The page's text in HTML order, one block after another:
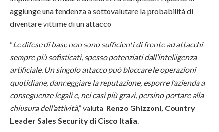
aggiunge una tendenza a sottovalutare la probabilità di
diventare vittime di un attacco
“Le difese di base non sono sufficienti di fronte ad attacchi
sempre più sofisticati, spesso potenziati dall’intelligenza
artificiale. Un singolo attacco può bloccare le operazioni
quotidiane, danneggiare la reputazione, esporre l’azienda a
conseguenze legali e, nei casi più gravi, persino portare alla
chiusura dell’attività,” valuta Renzo Ghizzoni, Country
Leader Sales Security di Cisco Italia